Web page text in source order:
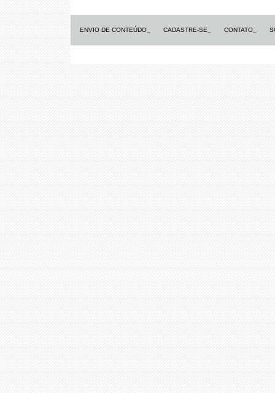
ENVIO DE CONTEÚDO_ CADASTRE-SE_ CONTATO_